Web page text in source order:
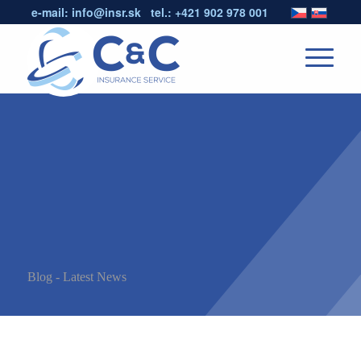
e-mail: info@insr.sktel.: +421 902 978 001
Blog - Latest News